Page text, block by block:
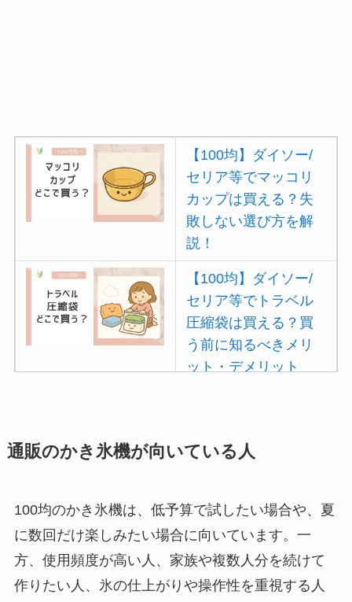
【100均】ダイソー/
セリア等でテントロ
ープ用LEDライトは
買える？人気アイテ
ムと選び方のコツを
解説！
【100均】ダイソー/
セリア等でカトラリ
ー収納ポーチは買え
る？選び方＆活用
【100均】ダイソー/
セリア等でマッコリ
カップは買える？失
敗しない選び方を解
説！
【100均】ダイソー/
セリア等でトラベル
圧縮袋は買える？買
う前に知るべきメリ
ット・デメリット
セリア等でポイズン
を解説！
【100均】ダイソー/
セリア等でフロアラ
バーほうきは買え
通販のかき氷機が向いている人
100均のかき氷機は、低予算で試したい場合や、夏
に数回だけ楽しみたい場合に向いています。一
方、使用頻度が高い人、家族や複数人分を続けて
作りたい人、氷の仕上がりや操作性を重視する人